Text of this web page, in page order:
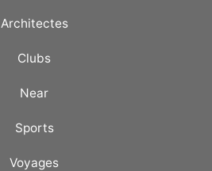
Architectes
Clubs
Near
Sports
Voyages